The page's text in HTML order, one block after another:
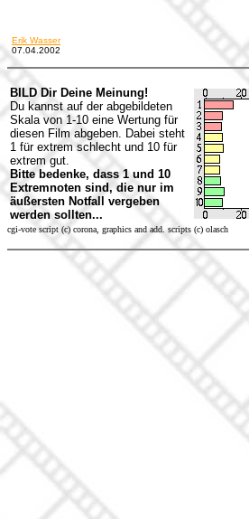
Erik Wasser
07.04.2002
BILD Dir Deine Meinung!
Du kannst auf der abgebildeten
Skala von 1-10 eine Wertung für
diesen Film abgeben. Dabei steht
1 für extrem schlecht und 10 für
extrem gut.
Bitte bedenke, dass 1 und 10
Extremnoten sind, die nur im
äußersten Notfall vergeben
werden sollten...
cgi-vote script (c) corona, graphics and add. scripts (c) olasch